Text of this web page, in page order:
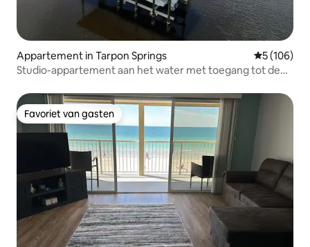
Appartement in Tarpon Springs
5 (106)
Studio-appartement aan het water met toegang tot de
Favoriet van gasten
Favoriet van gasten